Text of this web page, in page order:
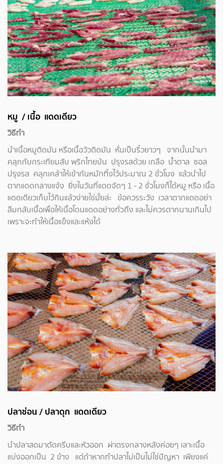
หมู / เนื้อ แดดเดียว
วิธีทำ
นำเนื้อหมูติดมัน หรือเนื้อวัวติดมัน หั่นเป็นริ้วยาวๆ จากนั้นนำมา
คลุกกับกระเทียมสับ พริกไทยป่น ปรุงรสด้วย เกลือ น้ำตาล ซอส
ปรุงรส คลุกเคล้าให้เข้ากันหมักทิ้งไว้ประมาณ 2 ชั่วโมง แล้วนำไป
ตากแดดกลางแจ้ง ยิ่งในวันที่แดดจัดๆ 1 - 2 ชั่วโมงก็ได้หมู หรือ เนื้อ
แดดเดียวเก็บไว้กินแล้วง่ายใช่มั้ยล่ะ ข้อควรระวัง เวลาตากแดดอย่า
ลืมกลับเนื้อเพื่อให้เนื้อโดนแดดอย่างทั่วถึง และไม่ควรตากนานเกินไป
เพราะจะทำให้เนื้อแข็งและแห้งได้
ปลาช่อน / ปลาดุก แดดเดียว
วิธีทำ
นำปลาสดมาตัดครีบและหัวออก ผ่าตรงกลางหลังค่อยๆ เลาะเนื้อ
แบ่งออกเป็น 2 ข้าง แต่ถ้าหากทำปลาไม่เป็นไม่ใช่ปัญหา เพียงแค่